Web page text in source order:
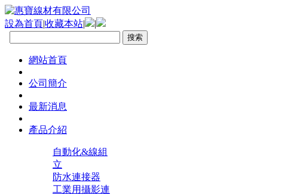
設為首頁|收藏本站| |
網站首頁
公司簡介
最新消息
產品介紹
自動化&線組
立
防水連接器
工業用攝影連